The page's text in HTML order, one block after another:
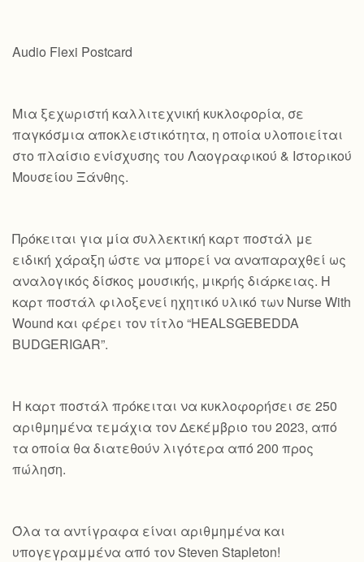
Audio Flexi Postcard
Mια ξεχωριστή καλλιτεχνική κυκλοφορία, σε
παγκόσμια αποκλειστικότητα, η οποία υλοποιείται
στο πλαίσιο ενίσχυσης του Λαογραφικού & Ιστορικού
Μουσείου Ξάνθης.
Πρόκειται για μία συλλεκτική καρτ ποστάλ με
ειδική χάραξη ώστε να μπορεί να αναπαραχθεί ως
αναλογικός δίσκος μουσικής, μικρής διάρκειας. Η
καρτ ποστάλ φιλοξενεί ηχητικό υλικό των Nurse With
Wound και φέρει τον τίτλο “HEALSGEBEDDA
BUDGERIGAR”.
Η καρτ ποστάλ πρόκειται να κυκλοφορήσει σε 250
αριθμημένα τεμάχια τον Δεκέμβριο του 2023, από
τα οποία θα διατεθούν λιγότερα από 200 προς
πώληση.
Όλα τα αντίγραφα είναι αριθμημένα και
υπογεγραμμένα από τον Steven Stapleton!